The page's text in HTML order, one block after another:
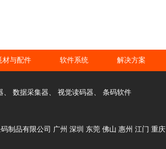
材与配件 软件系统 解决方案
数据采集器 视觉读码器
条码软件
制品有限公司 广州 深圳 东莞 佛山 惠州 江门 重庆